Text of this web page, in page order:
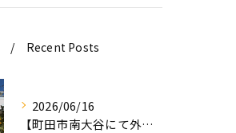
Recent Posts
2026/06/16
【町田市南大谷にて外壁塗装工事完工のお知らせ】